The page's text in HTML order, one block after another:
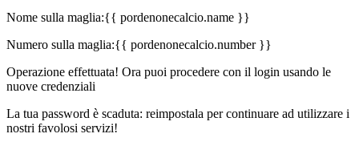
Nome sulla maglia:{{ pordenonecalcio.name }}
Numero sulla maglia:{{ pordenonecalcio.number }}
Operazione effettuata! Ora puoi procedere con il login usando le
nuove credenziali
La tua password è scaduta: reimpostala per continuare ad utilizzare i
nostri favolosi servizi!